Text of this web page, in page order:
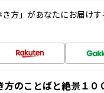
方」があなたにお届け
のことばと絶景１０